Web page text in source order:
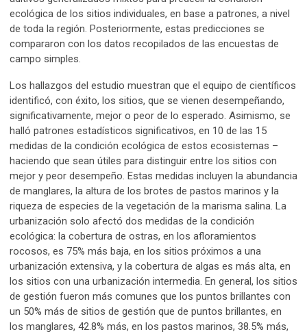
ecológica de los sitios individuales, en base a patrones, a nivel
de toda la región. Posteriormente, estas predicciones se
compararon con los datos recopilados de las encuestas de
campo simples.
Los hallazgos del estudio muestran que el equipo de científicos
identificó, con éxito, los sitios, que se vienen desempeñando,
significativamente, mejor o peor de lo esperado. Asimismo, se
halló patrones estadísticos significativos, en 10 de las 15
medidas de la condición ecológica de estos ecosistemas –
haciendo que sean útiles para distinguir entre los sitios con
mejor y peor desempeño. Estas medidas incluyen la abundancia
de manglares, la altura de los brotes de pastos marinos y la
riqueza de especies de la vegetación de la marisma salina. La
urbanización solo afectó dos medidas de la condición
ecológica: la cobertura de ostras, en los afloramientos
rocosos, es 75% más baja, en los sitios próximos a una
urbanización extensiva, y la cobertura de algas es más alta, en
los sitios con una urbanización intermedia. En general, los sitios
de gestión fueron más comunes que los puntos brillantes con
un 50% más de sitios de gestión que de puntos brillantes, en
los manglares, 42.8% más, en los pastos marinos, 38.5% más,